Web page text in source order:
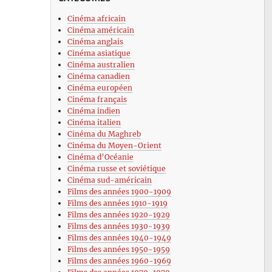
Cinéma africain
Cinéma américain
Cinéma anglais
Cinéma asiatique
Cinéma australien
Cinéma canadien
Cinéma européen
Cinéma français
Cinéma indien
Cinéma italien
Cinéma du Maghreb
Cinéma du Moyen-Orient
Cinéma d’Océanie
Cinéma russe et soviétique
Cinéma sud-américain
Films des années 1900-1909
Films des années 1910-1919
Films des années 1920-1929
Films des années 1930-1939
Films des années 1940-1949
Films des années 1950-1959
Films des années 1960-1969